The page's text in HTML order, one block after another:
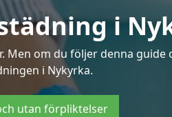
i
om du följer denna
i Nykyrka.
utan förpliktelser